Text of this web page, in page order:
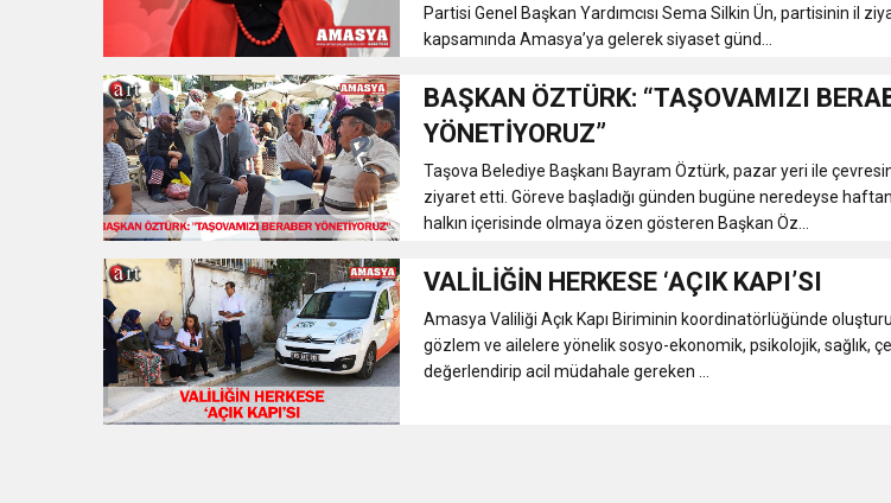
Partisi Genel Başkan Yardımcısı Sema Silkin Ün, partisinin il
kapsamında Amasya’ya gelerek siyaset günd...
BAŞKAN ÖZTÜRK: “TAŞOVAMIZI
YÖNETİYORUZ”
Taşova Belediye Başkanı Bayram Öztürk, pazar yeri ile
ziyaret etti. Göreve başladığı günden bugüne neredeyse
halkın içerisinde olmaya özen gösteren Başkan Öz...
VALİLİĞİN HERKESE ‘AÇIK KAPI’SI
Amasya Valiliği Açık Kapı Biriminin koordinatörlüğünde
gözlem ve ailelere yönelik sosyo-ekonomik, psikolojik, sağlık,
değerlendirip acil müdahale gereken ...